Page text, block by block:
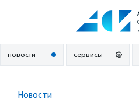
новости сервисы
Новости